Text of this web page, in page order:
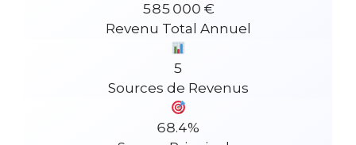
585 000 €
Revenu Total Annuel
5
Sources de Revenus
68.4%